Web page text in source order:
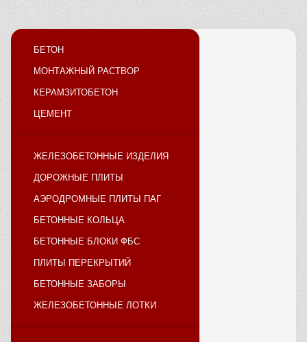
БЕТОН
МОНТАЖНЫЙ РАСТВОР
КЕРАМЗИТОБЕТОН
ЦЕМЕНТ
ЖЕЛЕЗОБЕТОННЫЕ ИЗДЕЛИЯ
ДОРОЖНЫЕ ПЛИТЫ
АЭРОДРОМНЫЕ ПЛИТЫ ПАГ
БЕТОННЫЕ КОЛЬЦА
БЕТОННЫЕ БЛОКИ ФБС
ПЛИТЫ ПЕРЕКРЫТИЙ
БЕТОННЫЕ ЗАБОРЫ
ЖЕЛЕЗОБЕТОННЫЕ ЛОТКИ